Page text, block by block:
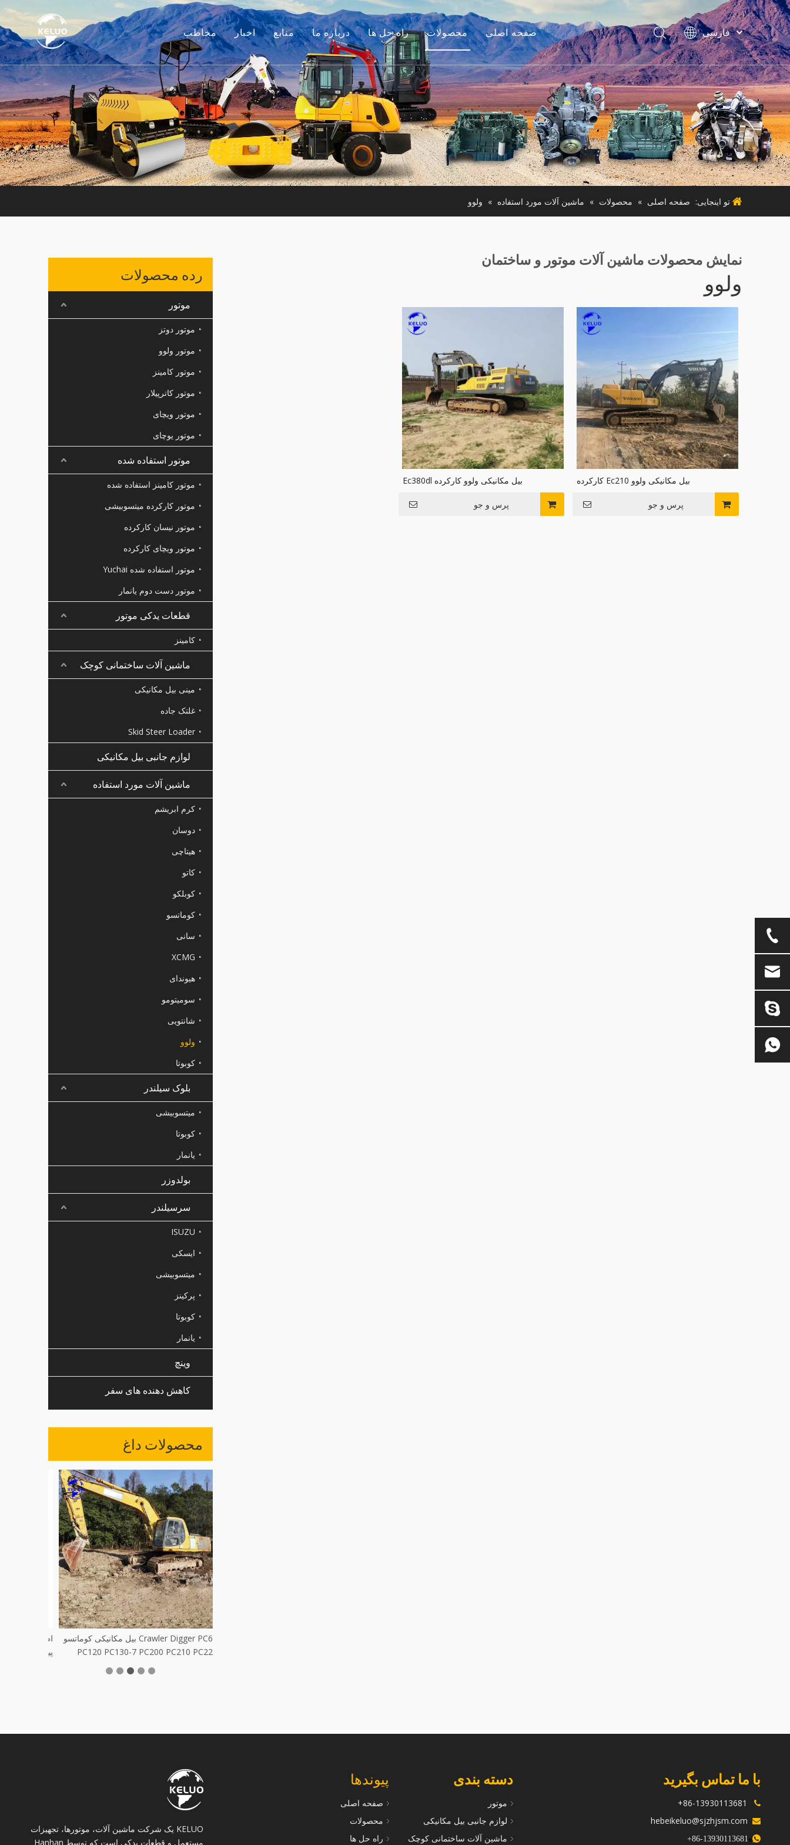
مخاطب اخبار منابع
راهنماها
سوالات متداول
فیلم های
درباره ما
داستان ما
مزیت ما
راه حل ها محصولات
موتور
لوازم جانبی بیل مکانیکی
ماشین آلات ساختمانی کوچک
موتور استفاده شده
ماشین آلات مورد استفاده
صفحه اصلی
فارسی
Bahasa
indonesia
Türk dili
ไทย
Italiano
Deutsch
Português
Español
Pусский
Français
English
تو اینجایی: صفحه اصلی » محصولات » ماشین آلات مورد استفاده » ولوو
رده محصولات
موتور
موتور دوتز
موتور ولوو
موتور کامینز
موتور کاترپیلار
موتور ویچای
موتور یوچای
موتور استفاده شده
موتور کامینز استفاده شده
موتور کارکرده میتسوبیشی
موتور نیسان کارکرده
موتور ویچای کارکرده
موتور استفاده شده Yuchai
موتور دست دوم یانمار
قطعات یدکی موتور
کامینز
ماشین آلات ساختمانی کوچک
مینی بیل مکانیکی
غلتک جاده
Skid Steer Loader
لوازم جانبی بیل مکانیکی
ماشین آلات مورد استفاده
کرم ابریشم
دوسان
هیتاچی
کاتو
کوبلکو
کوماتسو
سانی
XCMG
هیوندای
سومیتومو
شانتویی
ولوو
کوبوتا
بلوک سیلندر
میتسوبیشی
کوبوتا
یانمار
بولدوزر
سرسیلندر
ISUZU
ایسکی
میتسوبیشی
پرکینز
کوبوتا
یانمار
وینچ
کاهش دهنده های سفر
محصولات داغ
بیل مکانیکی کوماتسو Crawler Digger PC60
PC120 PC130-7 PC200 PC210 PC220
نمایش محصولات ماشین آلات موتور و ساختمان
ولوو
بیل مکانیکی ولوو Ec210 کارکرده
پرس و جو
بیل مکانیکی ولوو کارکرده Ec380dl
پرس و جو
KELUO یک شرکت ماشین آلات، موتورها، تجهیزات
مستعمل و قطعات یدکی است که توسط Hanhan
پیوندها
صفحه اصلی
محصولات
راه حل ها
دسته بندی
موتور
لوازم جانبی بیل مکانیکی
ماشین آلات ساختمانی کوچک
با ما تماس بگیرید


hebeikeluo@sjzhjsm.com
ه 13930113681-86
+